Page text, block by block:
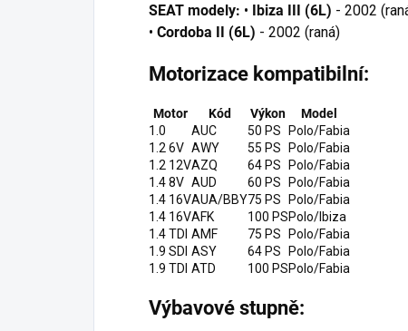
SEAT modely: • Ibiza III (6L) - 2002
• Cordoba II (6L) - 2002 (raná)
Motorizace kompatibilní:
Motor Kód Výkon
Model
1.0
AUC 50 PS
Polo/Fabia
1.2 6V AWY 55 PS
Polo/Fabia
1.2 12VAZQ 64 PS
Polo/Fabia
1.4 8V AUD 60 PS
Polo/Fabia
1.4 16VAUA/BBY75 PS
Polo/Fabia
1.4 16VAFK 100 PSPolo/Ibiza
1.4 TDI AMF 75 PS
Polo/Fabia
1.9 SDI ASY 64 PS
Polo/Fabia
1.9 TDI ATD 100 PSPolo/Fabia
Výbavové stupně: